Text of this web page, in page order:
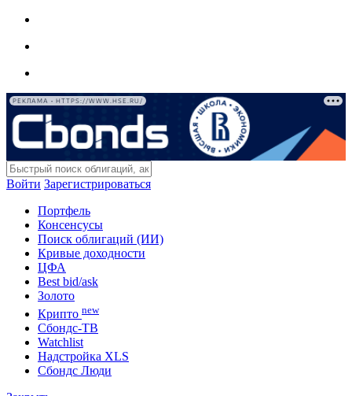
РЕКЛАМА • HTTPS://WWW.HSE.RU/
Войти Зарегистрироваться
Портфель
Консенсусы
Поиск облигаций (ИИ)
Кривые доходности
ЦФА
Best bid/ask
Золото
Крипто new
Сбондс-ТВ
Watchlist
Надстройка XLS
Сбондс Люди